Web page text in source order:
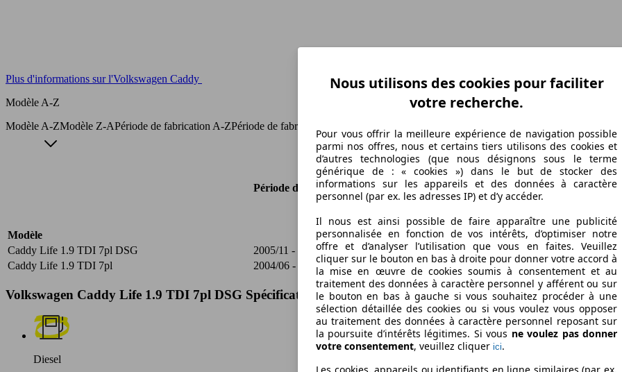
Plus d'informations sur l'Volkswagen Caddy
Modèle A-Z
Modèle A-ZModèle Z-APériode de fabrication A-ZPériode de fabrication Z-A Ø
Modèle
Période de fabrication Puissance Ø Consommation
Caddy Life 1.9 TDI 7pl DSG 2005/11 - 2006/06 77 KW (105 PS) 6.5 l/100km
Caddy Life 1.9 TDI 7pl
2004/06 - 2006/06 77 KW (105 PS) 6.2 l/100km
Volkswagen Caddy Life 1.9 TDI 7pl DSG Spécifications techniques
Diesel
Nous utilisons des cookies pour faciliter
votre recherche.
Pour vous offrir la meilleure expérience de navigation possible
parmi nos offres, nous et certains tiers utilisons des cookies et
d’autres technologies (que nous désignons sous le terme
générique de : « cookies ») dans le but de stocker des
informations sur les appareils et des données à caractère
personnel (par ex. les adresses IP) et d’y accéder.
Il nous est ainsi possible de faire apparaître une publicité
personnalisée en fonction de vos intérêts, d’optimiser notre
offre et d’analyser l’utilisation que vous en faites. Veuillez
cliquer sur le bouton en bas à droite pour donner votre accord à
la mise en œuvre de cookies soumis à consentement et au
traitement des données à caractère personnel y afférent ou sur
le bouton en bas à gauche si vous souhaitez procéder à une
sélection détaillée des cookies ou si vous voulez vous opposer
au traitement des données à caractère personnel reposant sur
la poursuite d’intérêts légitimes. Si vous ne voulez pas donner
votre consentement, veuillez cliquer ici.